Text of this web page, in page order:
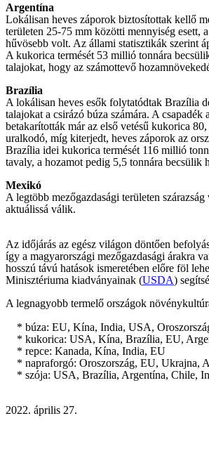
Argentína
Lokálisan heves záporok biztosítottak kellő
területen 25-75 mm közötti mennyiség esett,
hűvösebb volt. Az állami statisztikák szerint
A kukorica termését 53 millió tonnára
talajokat, hogy az számottevő
Brazília
A lokálisan heves esők folytatódtak Brazília
talajokat a csirázó búza számára. A
betakarították már az első vetésű kukorica
uralkodó, míg kiterjedt, heves záporok az
Brazília idei kukorica termését 116 millió
tavaly, a hozamot pedig 5,5 tonnára becsülik
Mexikó
A legtöbb mezőgazdasági területen
aktuálissá válik.
Az időjárás az egész világon döntően
így a magyarországi mezőgazdasági árakra
hosszú távú hatások ismeretében előre föl
Minisztériuma kiadványainak (USDA)
A legnagyobb termelő országok
* búza: EU, Kína, India, USA,
* kukorica: USA, Kína, Brazília, EU,
* repce: Kanada, Kína, India, EU
* napraforgó: Oroszország, EU, Ukrajna,
* szója: USA, Brazília, Argentína, Chile,
2022. április 27.